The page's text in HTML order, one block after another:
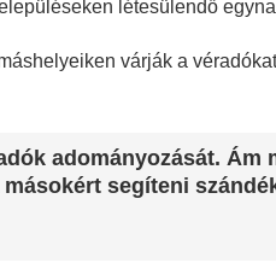
létesülendő
várják a
adományozását. Ám
segíteni